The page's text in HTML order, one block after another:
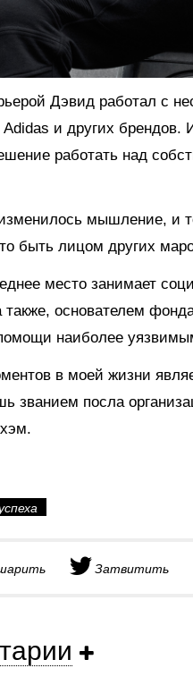
Дэвид работал с
и других брендов.
работать над
мышление, и
быть лицом других
место занимает
основателем
наиболее
в моей жизни
званием посла
Затвитить